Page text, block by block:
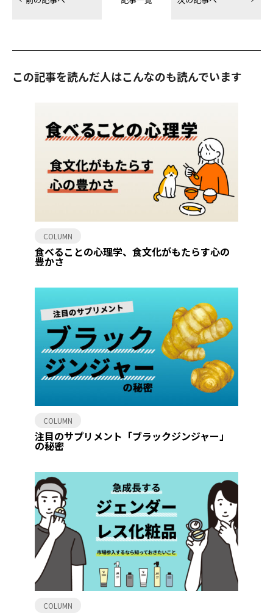
この記事を読んだ人はこんなのも読んでいます
COLUMN
食べることの心理学、食文化がもたらす心の
豊かさ
COLUMN
注目のサプリメント「ブラックジンジャー」
の秘密
COLUMN